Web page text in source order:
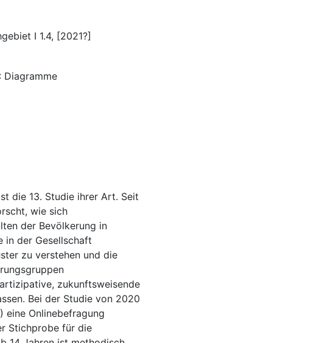
I 1.4, [2021?]
Diagramme
die 13. Studie ihrer Art. Seit
wie sich
der Bevölkerung in
in der Gesellschaft
zu verstehen und die
zukunftsweisende
Bei der Studie von 2020
eine Onlinebefragung
Stichprobe für die